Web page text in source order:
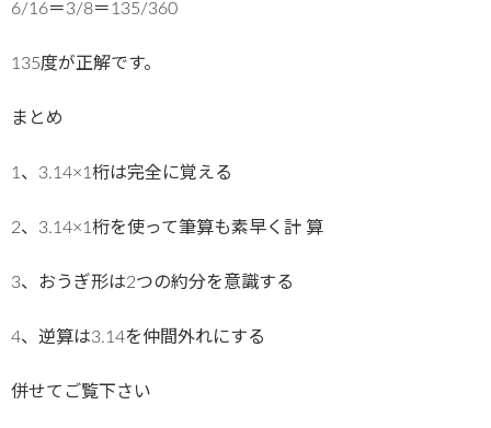
6/16＝3/8＝135/360
135度が正解です。
まとめ
1、3.14×1桁は完全に覚える
2、3.14×1桁を使って筆算も素早く計 算
3、おうぎ形は2つの約分を意識する
4、逆算は3.14を仲間外れにする
併せてご覧下さい